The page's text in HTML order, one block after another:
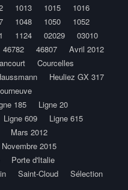
1013 1015
1016
1048 1050
1052
1124 02029
03010
46782 46807
Avril 2012
Courcelles
Heuliez GX 317
185
Ligne 20
Ligne 609
Ligne 615
Mars 2012
Novembre 2015
Porte d'Italie
Saint-Cloud
Sélection